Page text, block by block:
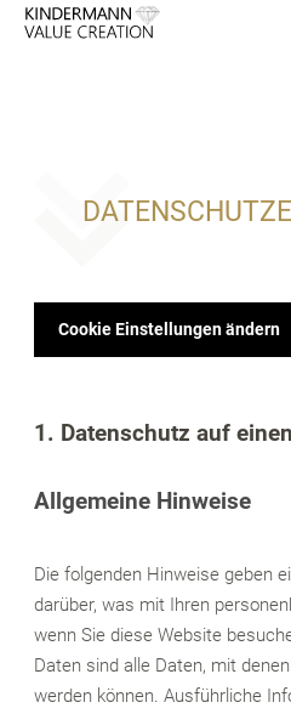
Cookie Einstellungen ändern
1. Datenschutz auf
Allgemeine Hinweise
Die folgenden Hinweise geben
darüber, was mit Ihren
wenn Sie diese Website
Daten sind alle Daten, mit
werden können. Ausführliche